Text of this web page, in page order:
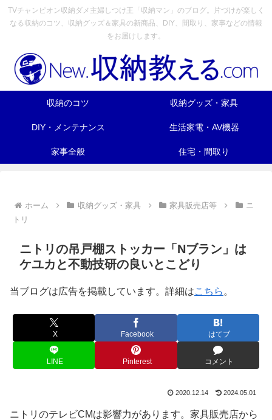
TVチャンピオン収納ダメ主婦しつけ王「収納マン」のブログ。片づけが楽しく
なる収納のコツ、収納グッズ＆家具の新商品、DIY、間取り、家事などの情報
をお届けします。
収納のコツ 収納グッズ・家具
DIY・メンテナンス 生活家電・AV機器
家事全般 住宅・間取り
ホーム 収納グッズ・家具 家具販売店等
ニ
トリ
ニトリの吊戸棚ストッカー「Nブラン」は
ケユカと不動技研の良いとこどり
当ブログは広告を掲載しています。詳細はこちら 。
X Facebook はてブ
LINE Pinterest コメント
2020.12.14 2024.05.01
ニトリのテレビCMは影響力があります。家具販売店から